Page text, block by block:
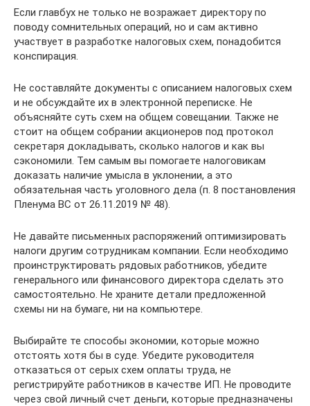
Если главбух не только не возражает директору по
поводу сомнительных операций, но и сам активно
участвует в разработке налоговых схем, понадобится
конспирация.
Не составляйте документы с описанием налоговых схем
и не обсуждайте их в электронной переписке. Не
объясняйте суть схем на общем совещании. Также не
стоит на общем собрании акционеров под протокол
секретаря докладывать, сколько налогов и как вы
сэкономили. Тем самым вы помогаете налоговикам
доказать наличие умысла в уклонении, а это
обязательная часть уголовного дела (п. 8 постановления
Пленума ВС от 26.11.2019 № 48).
Не давайте письменных распоряжений оптимизировать
налоги другим сотрудникам компании. Если необходимо
проинструктировать рядовых работников, убедите
генерального или финансового директора сделать это
самостоятельно. Не храните детали предложенной
схемы ни на бумаге, ни на компьютере.
Выбирайте те способы экономии, которые можно
отстоять хотя бы в суде. Убедите руководителя
отказаться от серых схем оплаты труда, не
регистрируйте работников в качестве ИП. Не проводите
через свой личный счет деньги, которые предназначены